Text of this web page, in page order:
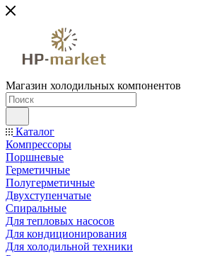
Магазин холодильных компонентов
Каталог
Компрессоры
Поршневые
Герметичные
Полугерметичные
Двухступенчатые
Спиральные
Для тепловых насосов
Для кондиционирования
Для холодильной техники